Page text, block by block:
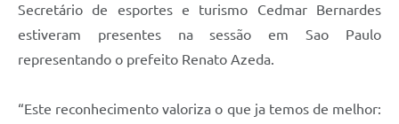
Secretário de esportes e turismo Cedmar Bernardes
estiveram presentes na sessão em Sao Paulo
representando o prefeito Renato Azeda.
“Este reconhecimento valoriza o que ja temos de melhor: